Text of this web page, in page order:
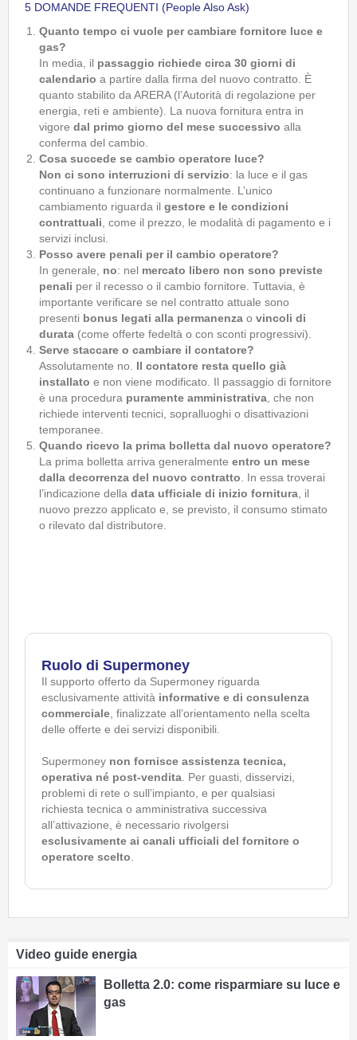
5 DOMANDE FREQUENTI (People Also Ask)
Quanto tempo ci vuole per cambiare fornitore luce e
gas?
In media, il passaggio richiede circa 30 giorni di
calendario a partire dalla firma del nuovo contratto. È
quanto stabilito da ARERA (l’Autorità di regolazione per
energia, reti e ambiente). La nuova fornitura entra in
vigore dal primo giorno del mese successivo alla
conferma del cambio.
Cosa succede se cambio operatore luce?
Non ci sono interruzioni di servizio: la luce e il gas
continuano a funzionare normalmente. L’unico
cambiamento riguarda il gestore e le condizioni
contrattuali , come il prezzo, le modalità di pagamento e i
servizi inclusi.
Posso avere penali per il cambio operatore?
In generale, no: nel mercato libero non sono previste
penali per il recesso o il cambio fornitore. Tuttavia, è
importante verificare se nel contratto attuale sono
presenti bonus legati alla permanenza o vincoli di
durata (come offerte fedeltà o con sconti progressivi).
Serve staccare o cambiare il contatore?
Assolutamente no. Il contatore resta quello già
installato e non viene modificato. Il passaggio di fornitore
è una procedura puramente amministrativa , che non
richiede interventi tecnici, sopralluoghi o disattivazioni
temporanee.
Quando ricevo la prima bolletta dal nuovo operatore?
La prima bolletta arriva generalmente entro un mese
dalla decorrenza del nuovo contratto . In essa troverai
l’indicazione della data ufficiale di inizio fornitura , il
nuovo prezzo applicato e, se previsto, il consumo stimato
o rilevato dal distributore.
Ruolo di Supermoney
Il supporto offerto da Supermoney riguarda
esclusivamente attività informative e di consulenza
commerciale , finalizzate all’orientamento nella scelta
delle offerte e dei servizi disponibili.
Supermoney non fornisce assistenza tecnica,
operativa né post-vendita . Per guasti, disservizi,
problemi di rete o sull’impianto, e per qualsiasi
richiesta tecnica o amministrativa successiva
all’attivazione, è necessario rivolgersi
esclusivamente ai canali ufficiali del fornitore o
operatore scelto
Video guide energia
Bolletta 2.0: come risparmiare su luce e
gas